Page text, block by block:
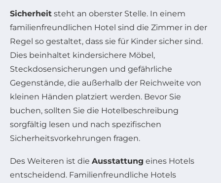
Sicherheit steht an oberster Stelle. In einem
familienfreundlichen Hotel sind die Zimmer in der
Regel so gestaltet, dass sie für Kinder sicher sind.
Dies beinhaltet kindersichere Möbel,
Steckdosensicherungen und gefährliche
Gegenstände, die außerhalb der Reichweite von
kleinen Händen platziert werden. Bevor Sie
buchen, sollten Sie die Hotelbeschreibung
sorgfältig lesen und nach spezifischen
Sicherheitsvorkehrungen fragen.
Des Weiteren ist die Ausstattung eines Hotels
entscheidend. Familienfreundliche Hotels